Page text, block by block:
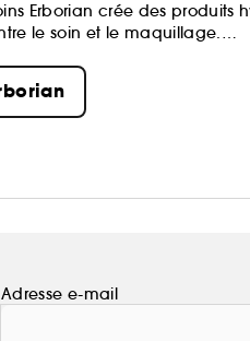
Erborian crée des produits
le soin et le maquillage.
volonté précise de la
SOYEZ-EN FIER.E !
Adresse e-mail